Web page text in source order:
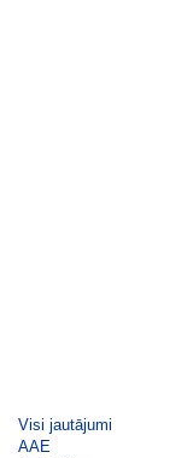
Visi jautājumi
AAE